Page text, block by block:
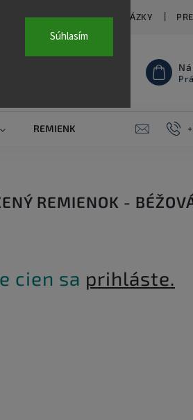
Súhlasím
ČASTO KLADENÉ OTÁZKY
REMIENKY NA HODINKY
REMIENOK -
cien sa prihláste.